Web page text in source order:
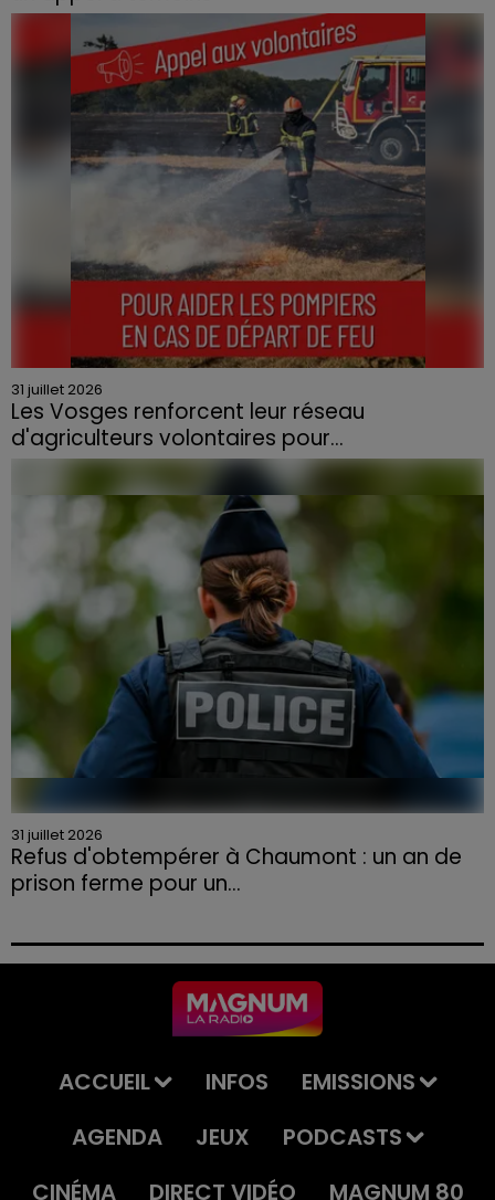
Le feu, parti d'une haie avant de se propager au
quartier résidentiel, avait détruit deux habitations et
contraint à l'évacuation d'une centaine de personnes.
31 juillet 2026
Les Vosges renforcent leur réseau
d'agriculteurs volontaires pour...
Face à la sécheresse et aux risques de départs de feu,
la Chambre d'agriculture des Vosges a lancé un appel
aux agriculteurs volontaires pour venir en aide...
31 juillet 2026
Refus d'obtempérer à Chaumont : un an de
prison ferme pour un...
permis et la confiscation de son véhicule.
ACCUEIL INFOS
EMISSIONS
AGENDA
JEUX
PODCASTS
CINÉMA
DIRECT VIDÉO MAGNUM 80